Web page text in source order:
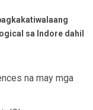
sa Indore dahil
na may mga